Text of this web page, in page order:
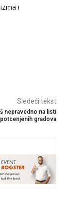
i
Sledeći tekst
nepravedno na listi
potcenjenih gradova